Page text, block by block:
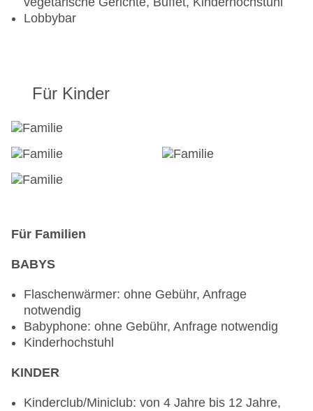
Lobbybar
Für Kinder
Für Familien
BABYS
Flaschenwärmer: ohne Gebühr, Anfrage
notwendig
Babyphone: ohne Gebühr, Anfrage notwendig
Kinderhochstuhl
KINDER
Kinderclub/Miniclub: von 4 Jahre bis 12 Jahre,